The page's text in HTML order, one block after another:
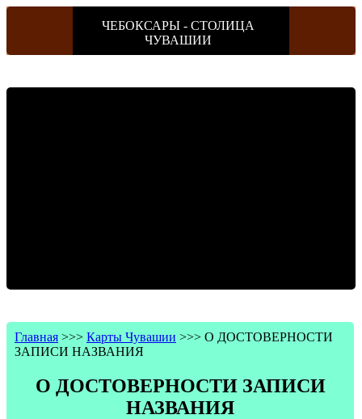
ЧЕБОКСАРЫ - СТОЛИЦА
ЧУВАШИИ
Главная >>> Карты Чувашии >>> О ДОСТОВЕРНОСТИ
ЗАПИСИ НАЗВАНИЯ
О ДОСТОВЕРНОСТИ ЗАПИСИ
НАЗВАНИЯ